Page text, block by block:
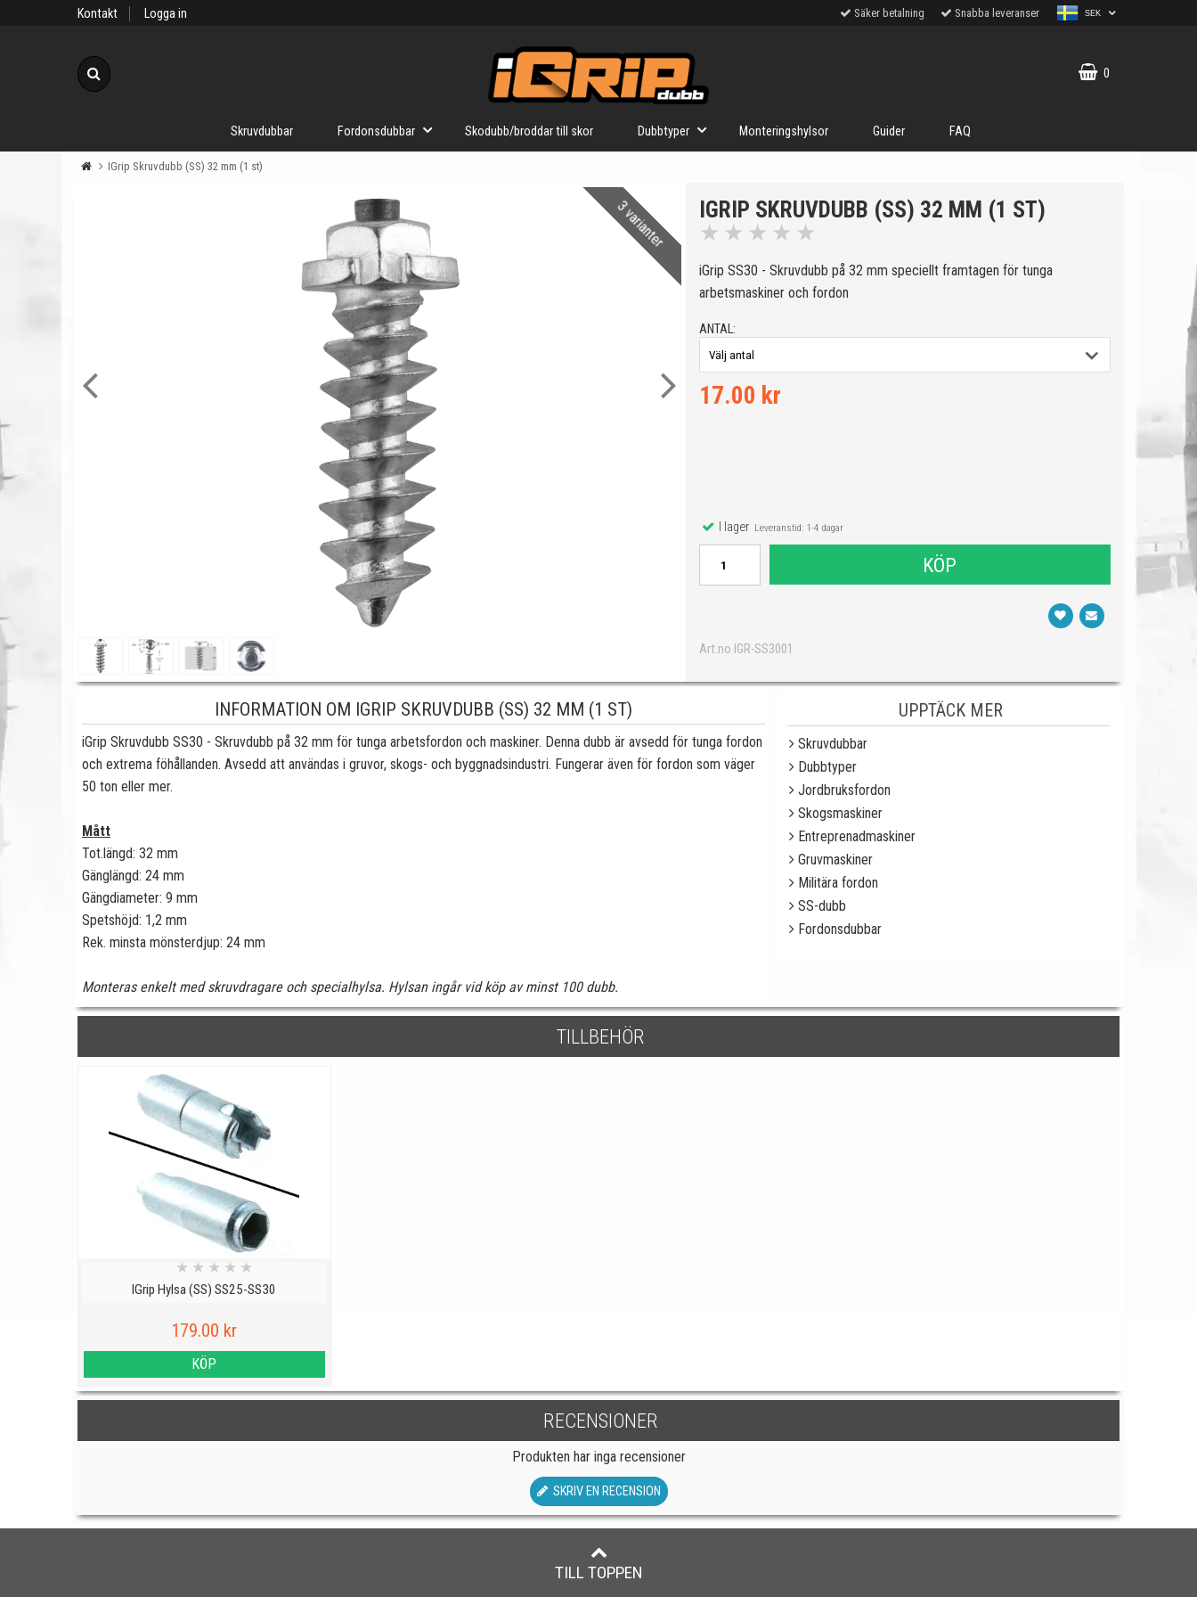
Kontakt Logga in Säker betalning Snabba leveranser SEK
0
Skruvdubbar Fordonsdubbar Skodubb/broddar till skor Dubbtyper Monteringshylsor Guider FAQ
IGrip Skruvdubb (SS) 32 mm (1 st)
3 varianter
IGRIP SKRUVDUBB (SS) 32 MM (1 ST)
★ ★ ★ ★ ★
iGrip SS30 - Skruvdubb på 32 mm speciellt framtagen för tunga
arbetsmaskiner och fordon
ANTAL:
17.00 kr
I lagerLeveranstid: 1-4 dagar
KÖP
Art.no IGR-SS3001
INFORMATION OM IGRIP SKRUVDUBB (SS) 32 MM (1 ST)
iGrip Skruvdubb SS30 - Skruvdubb på 32 mm för tunga arbetsfordon och maskiner. Denna dubb är avsedd för tunga fordon
och extrema föhållanden. Avsedd att användas i gruvor, skogs- och byggnadsindustri. Fungerar även för fordon som väger
50 ton eller mer.
Mått
Tot.längd: 32 mm
Gänglängd: 24 mm
Gängdiameter: 9 mm
Spetshöjd: 1,2 mm
Rek. minsta mönsterdjup: 24 mm
Monteras enkelt med skruvdragare och specialhylsa. Hylsan ingår vid köp av minst 100 dubb.
UPPTÄCK MER
Skruvdubbar
Dubbtyper
Jordbruksfordon
Skogsmaskiner
Entreprenadmaskiner
Gruvmaskiner
Militära fordon
SS-dubb
Fordonsdubbar
TILLBEHÖR
IGrip Hylsa (SS) SS25-SS30
★ ★ ★ ★ ★
179.00 kr
KÖP
RECENSIONER
Produkten har inga recensioner
SKRIV EN RECENSION
TILL TOPPEN